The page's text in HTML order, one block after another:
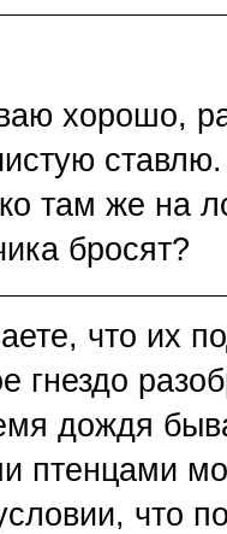
хорошо,
там же на
бросят?
что их
гнездо
дождя
птенцами
что